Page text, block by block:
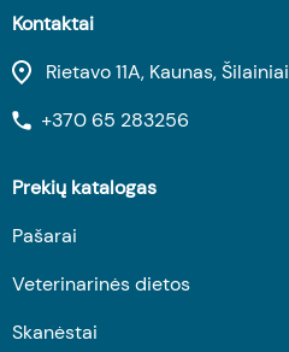
Kontaktai
Rietavo 11A, Kaunas, Šilainiai
+370 65 283256
Prekių katalogas
Pašarai
Veterinarinės dietos
Skanėstai